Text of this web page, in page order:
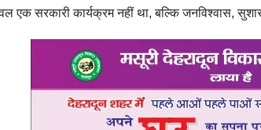
एक सरकारी कार्यक्रम नहीं था, बल्कि जनविश्वास,